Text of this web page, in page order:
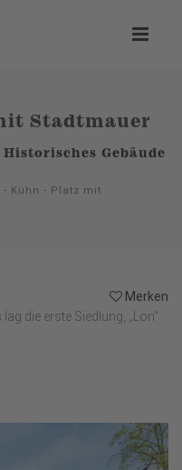
Stadtmauer
Gebäude
- Kühn - Platz mit
Merken
die erste Siedlung, „Lon“